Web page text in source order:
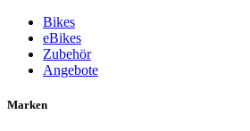
Bikes
eBikes
Zubehör
Angebote
Marken